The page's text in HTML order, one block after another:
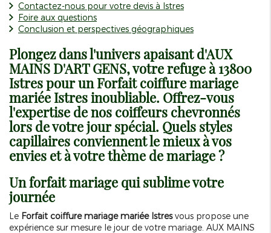
Contactez-nous pour votre devis à Istres
Foire aux questions
Conclusion et perspectives géographiques
Plongez dans l'univers apaisant d'AUX
MAINS D'ART GENS, votre refuge à 13800
Istres pour unForfait coiffure mariage
mariée Istresinoubliable. Offrez-vous
l'expertise de nos coiffeurs chevronnés
lors de votre jour spécial. Quels styles
capillaires conviennent le mieux à vos
envies et à votre thème de mariage ?
Un forfait mariage qui sublime votre
journée
Le Forfait coiffure mariage mariée Istresvous propose une
expérience sur mesure le jour de votre mariage. AUX MAINS